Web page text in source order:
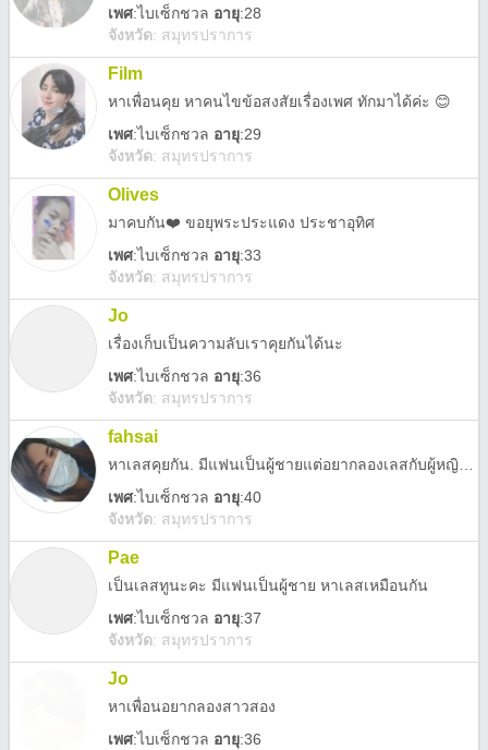
เพศ:ไบเซ็กชวล อายุ:28
จังหวัด: สมุทรปราการ
Film
หาเพื่อนคุย หาคนไขข้อสงสัยเรื่องเพศ ทักมาได้ค่ะ 😊
เพศ:ไบเซ็กชวล อายุ:29
จังหวัด: สมุทรปราการ
Olives
มาคบกัน❤️ ขอยุพระประแดง ประชาอุทิศ
เพศ:ไบเซ็กชวล อายุ:33
จังหวัด: สมุทรปราการ
Jo
เรื่องเก็บเป็นความลับเราคุยกันได้นะ
เพศ:ไบเซ็กชวล อายุ:36
จังหวัด: สมุทรปราการ
fahsai
เพศ:ไบเซ็กชวล อายุ:40
จังหวัด: สมุทรปราการ
Pae
เป็นเลสทูนะคะ มีแฟนเป็นผู้ชาย หาเลสเหมือนกัน
เพศ:ไบเซ็กชวล อายุ:37
จังหวัด: สมุทรปราการ
Jo
หาเพื่อนอยากลองสาวสอง
เพศ:ไบเซ็กชวล อายุ:36